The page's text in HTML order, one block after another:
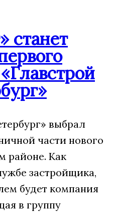
станет
выбрал
части нового
районе. Как
застройщика,
будет компания
в группу